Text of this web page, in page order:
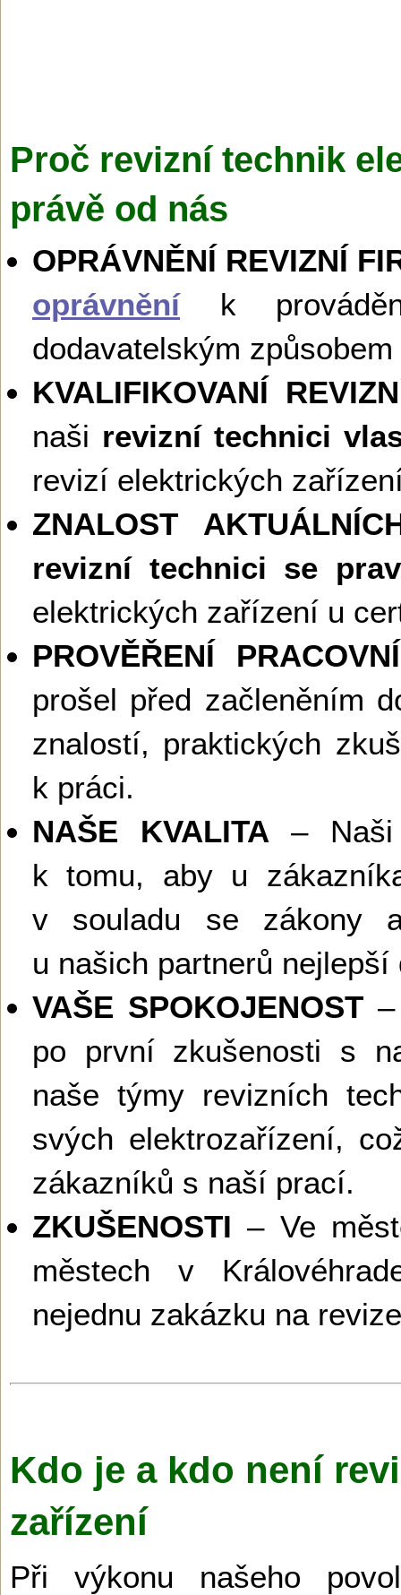
Proč revizní technik
právě od nás
OPRÁVNĚNÍ REVIZNÍ
oprávněník
dodavatelským
KVALIFIKOVANÍ
naši revizní technici
revizí elektrických
ZNALOST
revizní technici se
elektrických zařízení u
PROVĚŘENÍ
prošel před začleněním
znalostí, praktických
k práci.
NAŠE KVALITA – Naši
k tomu, aby u
v souladu se zákony
u našich partnerů
VAŠE SPOKOJENOST
po první zkušenosti s
naše týmy revizních
svých elektrozařízení,
zákazníků s naší prací.
ZKUŠENOSTI – Ve
městech v
nejednu zakázku na
Kdo je a kdo není
zařízení
Při výkonu našeho